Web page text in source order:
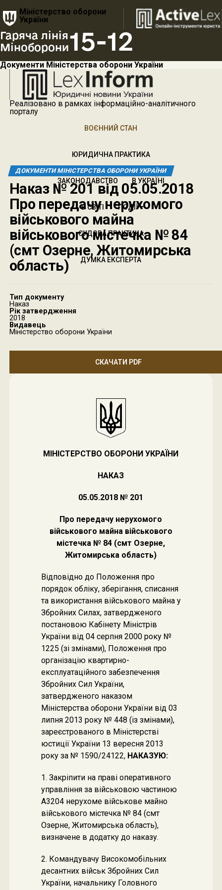
Міністерство оборони
України
Гаряча лінія
Міноборони15-12
Документи Міністерства оборони України
Реалізовано в рамках інформаційно-аналітичного
порталу
ВОЄННИЙ СТАН
ЮРИДИЧНА ПРАКТИКА
ЗАКОНОДАВСТВО В УКРАЇНІ
В СВІТІ ПОДІЇ
СУДОВА ПРАКТИКА
ДУМКА ЕКСПЕРТА
ДОКУМЕНТИ МІНІСТЕРСТВА ОБОРОНИ УКРАЇНИ
Наказ № 201 від 05.05.2018
Про передачу нерухомого
військового майна
військового містечка № 84
(смт Озерне, Житомирська
область)
Тип документу
Наказ
Рік затвердження
2018
Видавець
Міністерство оборони України
СКАЧАТИ PDF
МІНІСТЕРСТВО ОБОРОНИ УКРАЇНИ
НАКАЗ
05.05.2018 № 201
Про передачу нерухомого
військового майна військового
містечка № 84 (смт Озерне,
Житомирська область)
Відповідно до Положення про
порядок обліку, зберігання, списання
та використання військового майна у
Збройних Силах, затвердженого
постановою Кабінету Міністрів
України від 04 серпня 2000 року №
1225 (зі змінами), Положення про
організацію квартирно-
експлуатаційного забезпечення
Збройних Сил України,
затвердженого наказом
Міністерства оборони України від 03
липня 2013 року № 448 (із змінами),
зареєстрованого в Міністерстві
юстиції України 13 вересня 2013
року за № 1590/24122, НАКАЗУЮ:
1. Закріпити на праві оперативного
управління за військовою частиною
А3204 нерухоме військове майно
військового містечка № 84 (смт
Озерне, Житомирська область),
визначене в додатку до наказу.
2. Командувачу Високомобільних
десантних військ Збройних Сил
України, начальнику Головного